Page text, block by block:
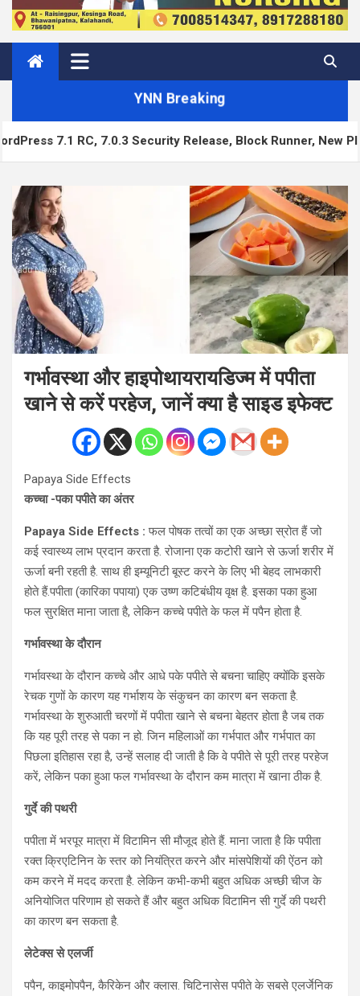
YNN Breaking
Security Release, Block Runner, New Playground UI and
गर्भावस्था और हाइपोथायरायडिज्म में पपीता
खाने से करें परहेज, जानें क्या है साइड इफेक्ट
Papaya Side Effects
कच्चा -पका पपीते का अंतर
Papaya Side Effects : फल पोषक तत्वों का एक अच्छा स्रोत हैं जो
कई स्वास्थ्य लाभ प्रदान करता है. रोजाना एक कटोरी खाने से ऊर्जा शरीर में
ऊर्जा बनी रहती है. साथ ही इम्यूनिटी बूस्ट करने के लिए भी बेहद लाभकारी
होते हैं.पपीता (कारिका पपाया) एक उष्ण कटिबंधीय वृक्ष है. इसका पका हुआ
फल सुरक्षित माना जाता है, लेकिन कच्चे पपीते के फल में पपैन होता है.
गर्भावस्था के दौरान
गर्भावस्था के दौरान कच्चे और आधे पके पपीते से बचना चाहिए क्योंकि इसके
रेचक गुणों के कारण यह गर्भाशय के संकुचन का कारण बन सकता है.
गर्भावस्था के शुरुआती चरणों में पपीता खाने से बचना बेहतर होता है जब तक
कि यह पूरी तरह से पका न हो. जिन महिलाओं का गर्भपात और गर्भपात का
पिछला इतिहास रहा है, उन्हें सलाह दी जाती है कि वे पपीते से पूरी तरह परहेज
करें, लेकिन पका हुआ फल गर्भावस्था के दौरान कम मात्रा में खाना ठीक है.
गुर्दे की पथरी
पपीता में भरपूर मात्रा में विटामिन सी मौजूद होते हैं. माना जाता है कि पपीता
रक्त क्रिएटिनिन के स्तर को नियंत्रित करने और मांसपेशियों की ऐंठन को
कम करने में मदद करता है. लेकिन कभी-कभी बहुत अधिक अच्छी चीज के
अनियोजित परिणाम हो सकते हैं और बहुत अधिक विटामिन सी गुर्दे की पथरी
का कारण बन सकता है.
लेटेक्स से एलर्जी
पपैन, काइमोपपैन, कैरिकेन और क्लास. चिटिनासेस पपीते के सबसे एलर्जेनिक